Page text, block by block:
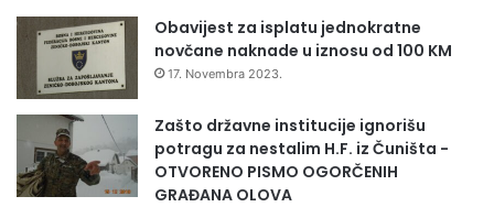
Obavijest za isplatu jednokratne
novčane naknade u iznosu od 100 KM
17. Novembra 2023.
Zašto državne institucije ignorišu
potragu za nestalim H.F. iz Čuništa -
OTVORENO PISMO OGORČENIH
GRAĐANA OLOVA